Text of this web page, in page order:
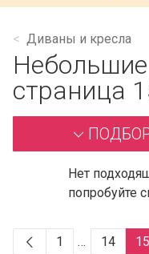
Диваны и кресла
страница
Нет
попробуйте
1 … 14 15